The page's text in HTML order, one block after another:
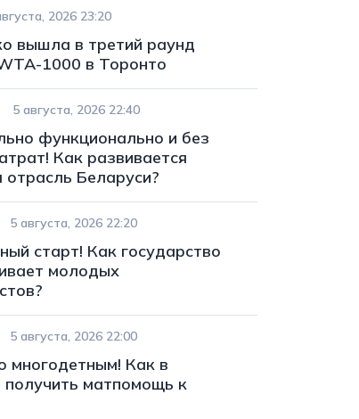
2026 23:20
вышла в третий раунд
1000 в Торонто
5 августа, 2026 22:40
функционально и без
Как развивается
отрасль Беларуси?
5 августа, 2026 22:20
старт! Как государство
молодых
5 августа, 2026 22:00
многодетным! Как в
получить матпомощь к